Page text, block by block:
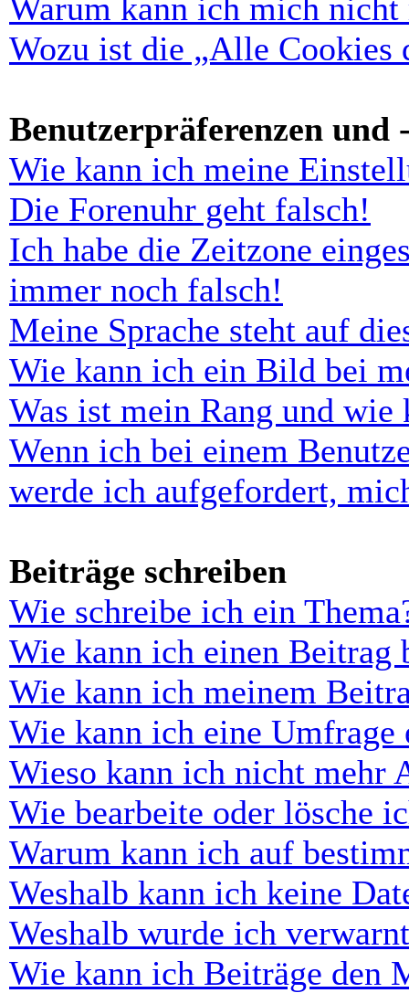
Warum kann ich mich nicht
Wozu ist die „Alle Cookies
Benutzerpräferenzen und
Wie kann ich meine
Die Forenuhr geht falsch!
Ich habe die Zeitzone
immer noch falsch!
Meine Sprache steht auf
Wie kann ich ein Bild bei
Was ist mein Rang und wie
Wenn ich bei einem
werde ich aufgefordert,
Beiträge schreiben
Wie schreibe ich ein
Wie kann ich einen Beitrag
Wie kann ich meinem
Wie kann ich eine Umfrage
Wieso kann ich nicht mehr
Wie bearbeite oder lösche
Warum kann ich auf
Weshalb kann ich keine
Weshalb wurde ich
Wie kann ich Beiträge den